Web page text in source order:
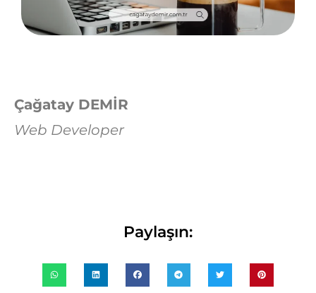
Çağatay DEMİR
Web Developer
Paylaşın: